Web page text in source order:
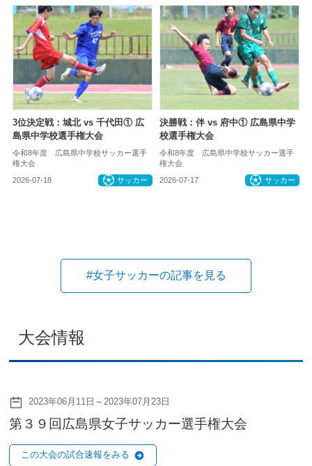
3位決定戦：城北 vs 千代田① 広
島県中学校選手権大会
令和8年度 広島県中学校サッカー選手
権大会
2026-07-18 サッカー
決勝戦：伴 vs 府中① 広島県中学
校選手権大会
令和8年度 広島県中学校サッカー選手
権大会
2026-07-17 サッカー
#女子サッカーの記事を見る
大会情報
2023年06月11日～2023年07月23日
第３９回広島県女子サッカー選手権大会
この大会の試合速報をみる